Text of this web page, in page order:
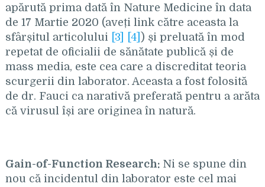
apărută prima dată în Nature Medicine în data
de 17 Martie 2020 (aveți link către aceasta la
sfârșitul articolului
[3] [4] ) și preluată în mod
repetat de oficialii de sănătate publică și de
mass media, este cea care a discreditat teoria
scurgerii din laborator. Aceasta a fost folosită
de dr. Fauci ca narativă preferată pentru a arăta
că virusul își are originea în natură.
Gain-of-Function Research: Ni se spune din
nou că incidentul din laborator este cel mai